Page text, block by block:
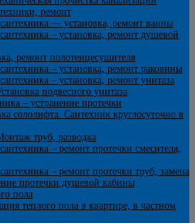
ремонт
— установка, ремонт ванны
– установка, ремонт душевой
ремонт полотенцесушителя
– установка, ремонт раковины
– установка, ремонт унитаза
подвесного унитаза
– устранение протечки
сололифта. Сантехник круглосуточно в
труб, разводка
– ремонт протечки смесителя,
– ремонт протечки труб, замена
протечки душевой кабины
пола
теплого пола в квартире, в частном